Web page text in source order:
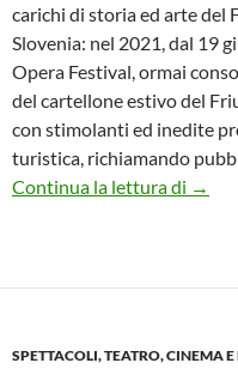
carichi di storia ed arte del
Slovenia: nel 2021, dal 19
Opera Festival, ormai
del cartellone estivo del
con stimolanti ed inedite
turistica, richiamando
Continua la lettura di →
SPETTACOLI, TEATRO, CINEMA